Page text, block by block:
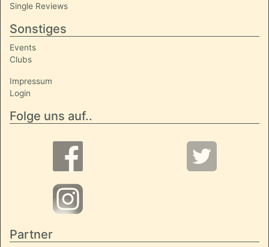
Single Reviews
Sonstiges
Events
Clubs
Impressum
Login
Folge uns auf..
Partner